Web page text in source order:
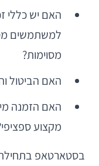
האם יש כללי
למשתמשים
מסוימות?
האם הביטול
האם הזמנה
מקצוע
בסטארטאפ